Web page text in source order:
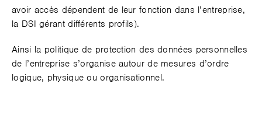
avoir accès dépendent de leur fonction dans l’entreprise,
la DSI gérant différents profils).
Ainsi la politique de protection des données personnelles
de l’entreprise s’organise autour de mesures d’ordre
logique, physique ou organisationnel.